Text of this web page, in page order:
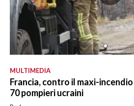
MULTIMEDIA
Francia, contro il maxi-
70 pompieri ucraini